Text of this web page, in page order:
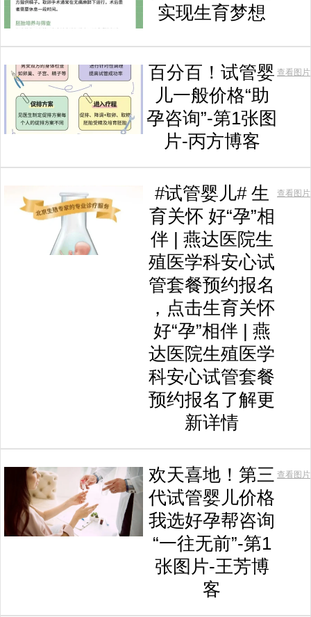
实现生育梦想
百分百！试管婴
儿一般价格“助
孕咨询”-第1张图
片-丙方博客
查看图片
#试管婴儿# 生
育关怀 好“孕”相
伴 | 燕达医院生
殖医学科安心试
管套餐预约报名
，点击生育关怀
好“孕”相伴 | 燕
达医院生殖医学
科安心试管套餐
预约报名了解更
新详情
查看图片
欢天喜地！第三
代试管婴儿价格
我选好孕帮咨询
“一往无前”-第1
张图片-王芳博
客
查看图片